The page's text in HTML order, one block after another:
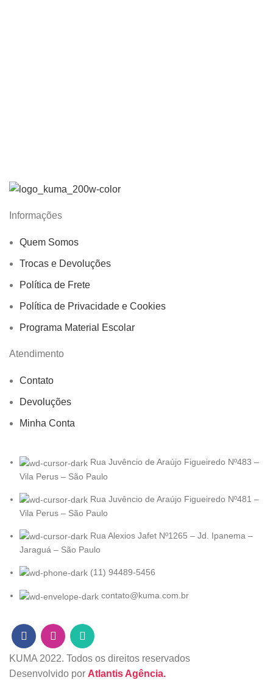
Informações
Quem Somos
Trocas e Devoluções
Política de Frete
Política de Privacidade e Cookies
Programa Material Escolar
Atendimento
Contato
Devoluções
Minha Conta
Rua Juvêncio de Araújo Figueiredo Nº483 –
Vila Perus – São Paulo
Rua Juvêncio de Araújo Figueiredo Nº481 –
Vila Perus – São Paulo
Rua Alexios Jafet Nº1265 – Jd. Ipanema –
Jaraguá – São Paulo
(11) 94489-5456
contato@kuma.com.br
KUMA 2022. Todos os direitos reservados
Desenvolvido por Atlantis Agência.